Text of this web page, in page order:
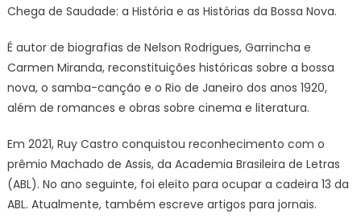
Chega de Saudade: a História e as Histórias da Bossa Nova.
É autor de biografias de Nelson Rodrigues, Garrincha e
Carmen Miranda, reconstituições históricas sobre a bossa
nova, o samba-canção e o Rio de Janeiro dos anos 1920,
além de romances e obras sobre cinema e literatura.
Em 2021, Ruy Castro conquistou reconhecimento com o
prêmio Machado de Assis, da Academia Brasileira de Letras
(ABL). No ano seguinte, foi eleito para ocupar a cadeira 13 da
ABL. Atualmente, também escreve artigos para jornais.